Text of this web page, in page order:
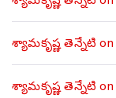
శ్యామకృష్ణ తెన్నేటి on
శ్యామకృష్ణ తెన్నేటి on